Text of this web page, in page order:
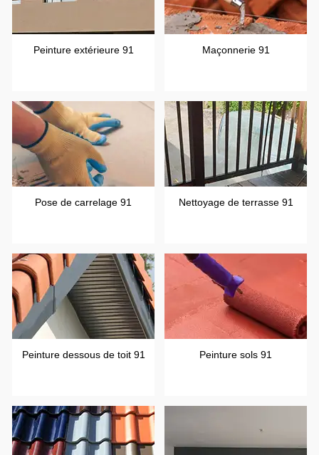
Peinture extérieure 91 Maçonnerie 91
Pose de carrelage 91 Nettoyage de terrasse 91
Peinture dessous de toit 91 Peinture sols 91